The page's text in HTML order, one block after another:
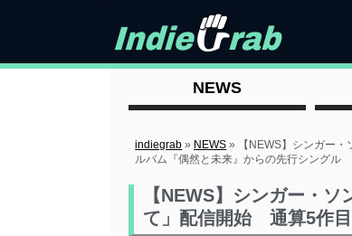
NEWS
indiegrab » NEWS »
【NEWS】シンガー
ルバム『偶然と未来』からの先行シングル
【NEWS】シンガー・
て」配信開始 通算5作目